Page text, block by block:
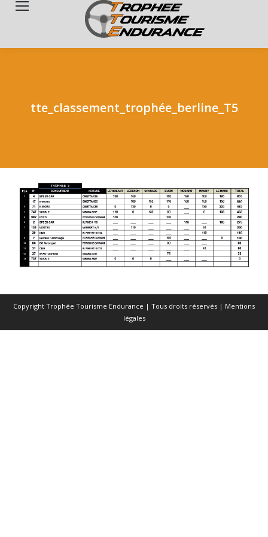
tte_classement_trophée_berline_T5
Copyright Trophée Tourisme Endurance | Tous droits réservés | Mentions
légales